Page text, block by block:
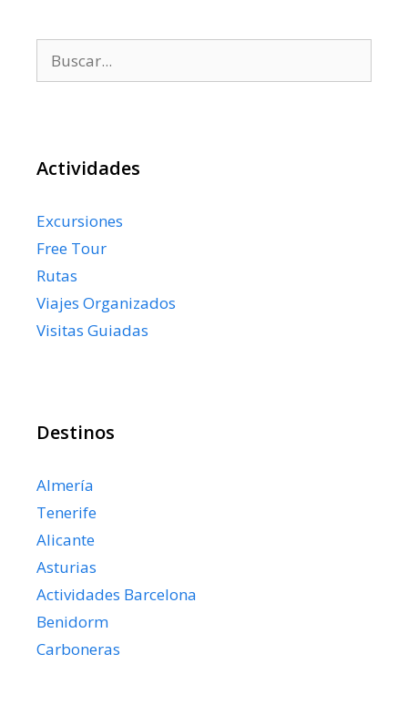
Actividades
Excursiones
Free Tour
Rutas
Viajes Organizados
Visitas Guiadas
Destinos
Almería
Tenerife
Alicante
Asturias
Actividades Barcelona
Benidorm
Carboneras